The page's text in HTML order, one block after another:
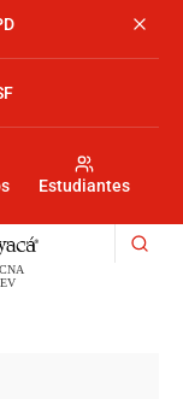
Estudiantes
Menú